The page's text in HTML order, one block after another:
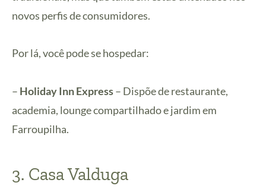
novos perfis de consumidores.
Por lá, você pode se hospedar:
– Holiday Inn Express– Dispõe de restaurante,
academia, lounge compartilhado e jardim em
Farroupilha.
3. Casa Valduga